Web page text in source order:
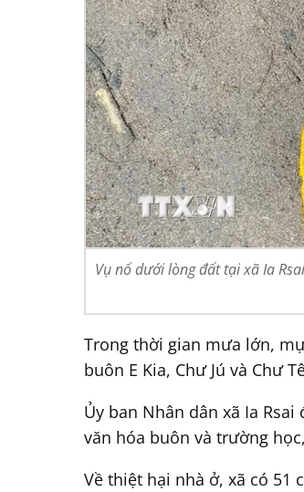
Vụ nổ dưới lòng đất tại xã Ia
Trong thời gian mưa lớn,
buôn E Kia, Chư Jú và Chư
Ủy ban Nhân dân xã Ia
văn hóa buôn và trường
Về thiệt hại nhà ở, xã có 51